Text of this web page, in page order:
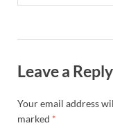
Leave a Reply
Your email address
marked *